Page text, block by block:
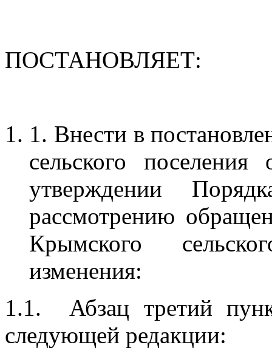
ПОСТАНОВЛЯЕТ:
1. Внести в
сельского
утверждении
рассмотрению
Крымского
изменения:
1.1. Абзац третий
следующей редакции: